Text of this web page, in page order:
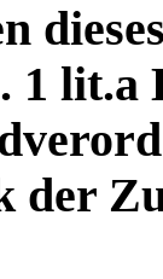
1 lit.a
der